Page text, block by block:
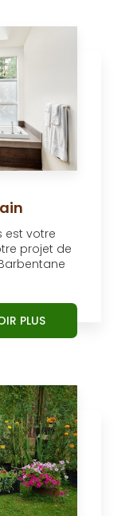
est votre
projet de
PLUS